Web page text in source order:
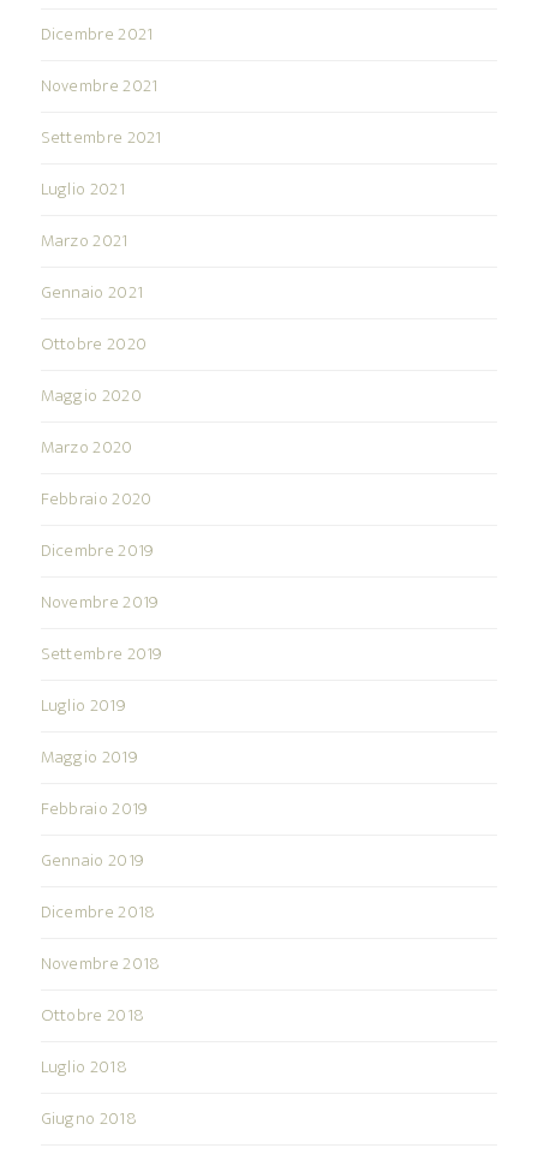
Dicembre 2021
Novembre 2021
Settembre 2021
Luglio 2021
Marzo 2021
Gennaio 2021
Ottobre 2020
Maggio 2020
Marzo 2020
Febbraio 2020
Dicembre 2019
Novembre 2019
Settembre 2019
Luglio 2019
Maggio 2019
Febbraio 2019
Gennaio 2019
Dicembre 2018
Novembre 2018
Ottobre 2018
Luglio 2018
Giugno 2018